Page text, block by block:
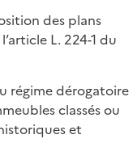
des plans
L. 224-1 du
régime dérogatoire
classés ou
et